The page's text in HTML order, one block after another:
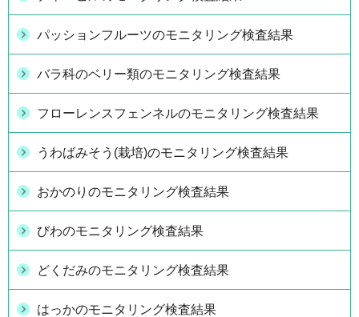
パッションフルーツのモニタリング検査結果
バラ科のベリー類のモニタリング検査結果
フローレンスフェンネルのモニタリング検査結果
うわばみそう(栽培)のモニタリング検査結果
おかのりのモニタリング検査結果
びわのモニタリング検査結果
どくだみのモニタリング検査結果
はっかのモニタリング検査結果